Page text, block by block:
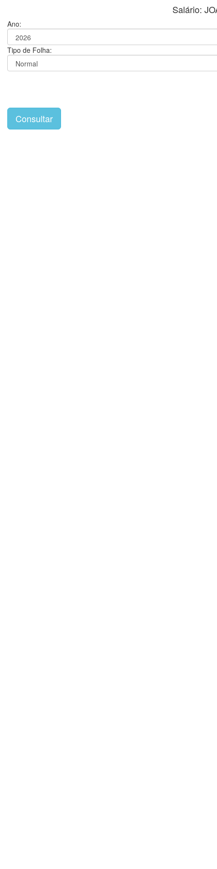
Salário:
Ano:
Tipo de Folha: